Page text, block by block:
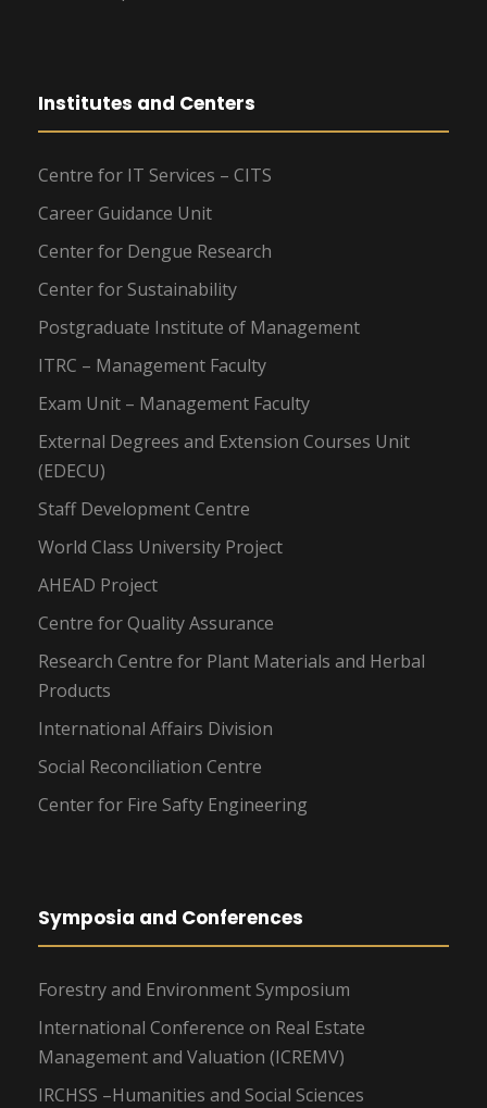
Institutes and Centers
Centre for IT Services – CITS
Career Guidance Unit
Center for Dengue Research
Center for Sustainability
Postgraduate Institute of Management
ITRC – Management Faculty
Exam Unit – Management Faculty
External Degrees and Extension Courses Unit
(EDECU)
Staff Development Centre
World Class University Project
AHEAD Project
Centre for Quality Assurance
Research Centre for Plant Materials and Herbal
Products
International Affairs Division
Social Reconciliation Centre
Center for Fire Safty Engineering
Symposia and Conferences
Forestry and Environment Symposium
International Conference on Real Estate
Management and Valuation (ICREMV)
IRCHSS –Humanities and Social Sciences